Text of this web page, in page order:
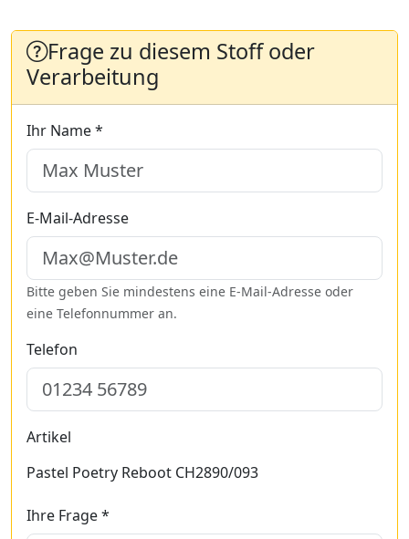
Frage zu diesem Stoff oder
Verarbeitung
Ihr Name *
E-Mail-Adresse
Bitte geben Sie mindestens eine E-Mail-Adresse oder
eine Telefonnummer an.
Telefon
Artikel
Pastel Poetry Reboot CH2890/093
Ihre Frage *